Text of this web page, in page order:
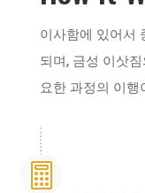
이사함에 있어서
되며, 금성 이삿
요한 과정의 이
